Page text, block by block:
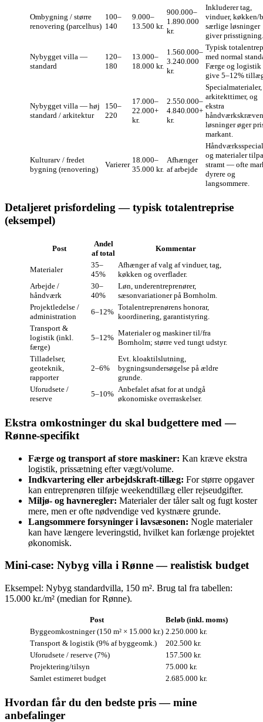
Ombygning / større
renovering (parcelhus)
100–
140
9.000–
13.500 kr.
900.000–
1.890.000
kr.
Inkluderer tag,
vinduer, køkken/
særlige løsninger
giver prisstigning.
Nybygget villa —
standard
120–
180
13.000–
18.000 kr.
1.560.000–
3.240.000
kr.
Typisk
med normal
Færge og logistik
give 5–12%
Nybygget villa — høj
standard / arkitektur
150–
220
17.000–
22.000+
kr.
2.550.000–
4.840.000+
kr.
Specialmaterialer,
arkitekttimer, og
ekstra
løsninger øger
markant.
Kulturarv / fredet
bygning (renovering)
Varierer
18.000–
35.000 kr.
Afhænger
af arbejde
og materialer
stramt — ofte
dyrere og
langsommere.
Detaljeret prisfordeling — typisk totalentreprise
(eksempel)
Post
Andel
af total
Kommentar
Materialer
35–
45%
Afhænger af valg af vinduer, tag,
køkken og overflader.
Arbejde /
håndværk
30–
40%
Løn, underentreprenører,
sæsonvariationer på Bornholm.
Projektledelse /
administration
6–12%
Totalentreprenørens honorar,
koordinering, garantistyring.
Transport &
logistik (inkl.
færge)
5–12%
Materialer og maskiner til/fra
Bornholm; større ved tungt udstyr.
Tilladelser,
geoteknik,
rapporter
2–6%
Evt. kloaktilslutning,
bygningsundersøgelse på ældre
grunde.
Uforudsete /
reserve
5–10%
Anbefalet afsat for at undgå
økonomiske overraskelser.
Ekstra omkostninger du skal budgettere med —
Rønne-specifikt
Færge og transport af store maskiner: Kan kræve ekstra
logistik, prissætning efter vægt/volume.
Indkvartering eller arbejdskraft-tillæg: For større opgaver
kan entreprenøren tilføje weekendtillæg eller rejseudgifter.
Miljø- og havneregler: Materialer der tåler salt og fugt koster
mere, men er ofte nødvendige ved kystnære grunde.
Langsommere forsyninger i lavsæsonen: Nogle materialer
kan have længere leveringstid, hvilket kan forlænge projektet
økonomisk.
Mini‑case: Nybyg villa i Rønne — realistisk budget
Eksempel: Nybyg standardvilla, 150 m². Brug tal fra tabellen:
15.000 kr./m² (median for Rønne).
Post
Beløb (inkl. moms)
Byggeomkostninger (150 m² × 15.000 kr.) 2.250.000 kr.
Transport & logistik (9% af byggeomk.)
202.500 kr.
Uforudsete / reserve (7%)
157.500 kr.
Projektering/tilsyn
75.000 kr.
Samlet estimeret budget
2.685.000 kr.
Hvordan får du den bedste pris — mine
anbefalinger